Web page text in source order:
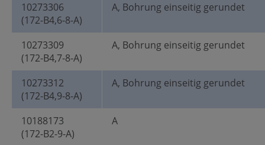
10273306
(172-B4,6-8-A)
A, Bohrung einseitig gerundet
10273309
(172-B4,7-8-A)
A, Bohrung einseitig gerundet
10273312
(172-B4,9-8-A)
A, Bohrung einseitig gerundet
10188173
(172-B2-9-A)
A